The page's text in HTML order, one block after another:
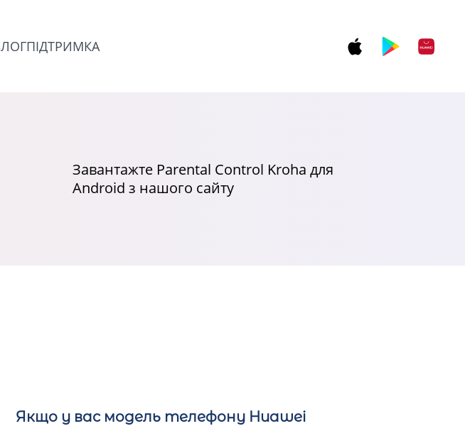
ПІДТРИМКА
Завантажте Parental Control Kroha для
Android з нашого сайту
Якщо у вас модель телефону Huawei